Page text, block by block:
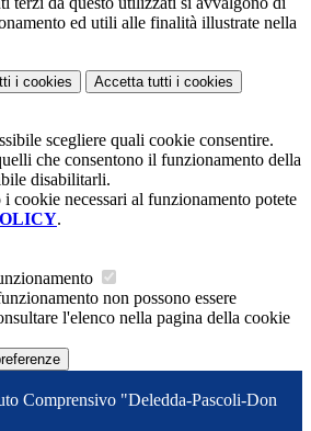
ed utili alle finalità illustrate nella
i cookies Accetta tutti i cookies
scegliere quali cookie consentire.
che consentono il funzionamento della
disabilitarli.
cookie necessari al funzionamento potete
.
non possono essere
l'elenco nella pagina della cookie
Comprensivo "Deledda-Pascoli-Don